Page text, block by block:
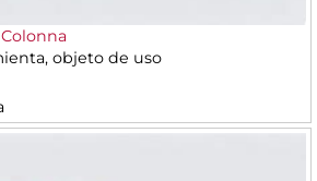
objeto de uso